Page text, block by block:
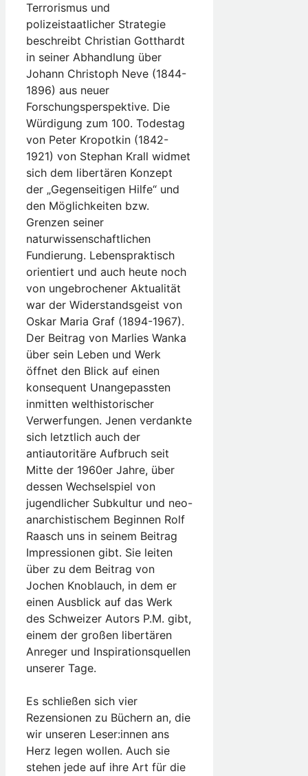
Terrorismus und
polizeistaatlicher Strategie
beschreibt Christian Gotthardt
in seiner Abhandlung über
Johann Christoph Neve (1844-
1896) aus neuer
Forschungsperspektive. Die
Würdigung zum 100. Todestag
von Peter Kropotkin (1842-
1921) von Stephan Krall widmet
sich dem libertären Konzept
der „Gegenseitigen Hilfe“ und
den Möglichkeiten bzw.
Grenzen seiner
naturwissenschaftlichen
Fundierung. Lebenspraktisch
orientiert und auch heute noch
von ungebrochener Aktualität
war der Widerstandsgeist von
Oskar Maria Graf (1894-1967).
Der Beitrag von Marlies Wanka
über sein Leben und Werk
öffnet den Blick auf einen
konsequent Unangepassten
inmitten welthistorischer
Verwerfungen. Jenen verdankte
sich letztlich auch der
antiautoritäre Aufbruch seit
Mitte der 1960er Jahre, über
dessen Wechselspiel von
jugendlicher Subkultur und neo-
anarchistischem Beginnen Rolf
Raasch uns in seinem Beitrag
Impressionen gibt. Sie leiten
über zu dem Beitrag von
Jochen Knoblauch, in dem er
einen Ausblick auf das Werk
des Schweizer Autors P.M. gibt,
einem der großen libertären
Anreger und Inspirationsquellen
unserer Tage.
Es schließen sich vier
Rezensionen zu Büchern an, die
wir unseren Leser:innen ans
Herz legen wollen. Auch sie
stehen jede auf ihre Art für die